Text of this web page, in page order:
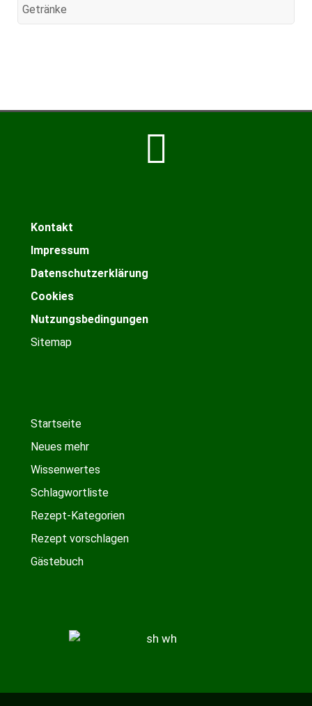
Getränke
Kontakt
Impressum
Datenschutzerklärung
Cookies
Nutzungsbedingungen
Sitemap
Startseite
Neues mehr
Wissenwertes
Schlagwortliste
Rezept-Kategorien
Rezept vorschlagen
Gästebuch